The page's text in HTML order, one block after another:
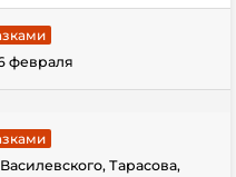
февраля
Тарасова,